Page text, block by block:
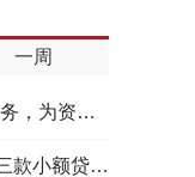
一周
牢多重保障
品全面对比